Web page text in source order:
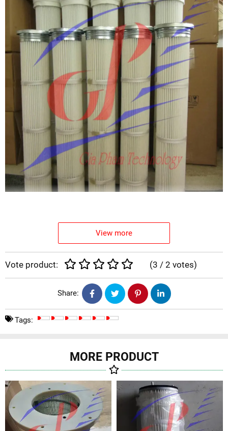
View more
Vote product: (3 / 2 votes)
Share:
Tags:
MORE PRODUCT